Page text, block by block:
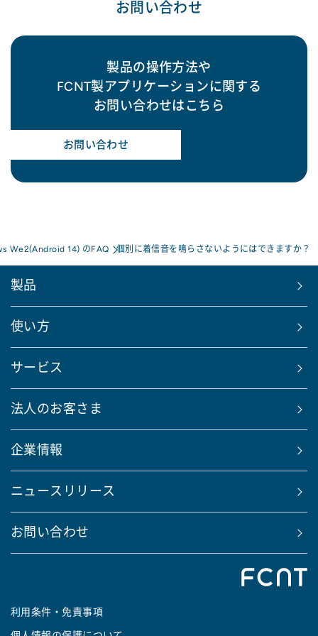
お問い合わせ
製品の操作方法や
FCNT製アプリケーションに関する
お問い合わせはこちら
お問い合わせ
We2(Android 14) のFAQ 個別に着信音を鳴らさないようにはできますか？
製品
使い方
サービス
法人のお客さま
企業情報
ニュースリリース
お問い合わせ
利用条件・免責事項